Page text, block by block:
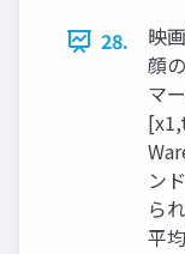
28.
映
顔
マ
ン
ら
平